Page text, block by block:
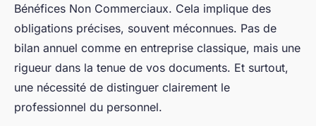
Bénéfices Non Commerciaux. Cela implique des
obligations précises, souvent méconnues. Pas de
bilan annuel comme en entreprise classique, mais une
rigueur dans la tenue de vos documents. Et surtout,
une nécessité de distinguer clairement le
professionnel du personnel.